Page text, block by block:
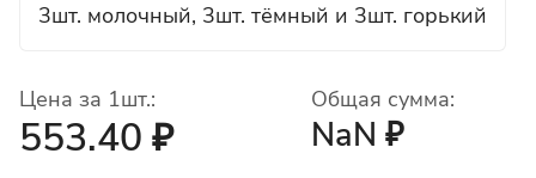
3шт. молочный, 3шт. тёмный и 3шт. горький
Цена за 1шт.:
553.40 ₽
Общая сумма:
NaN ₽